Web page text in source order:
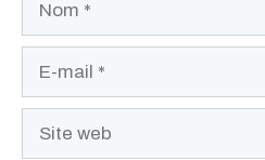
Site